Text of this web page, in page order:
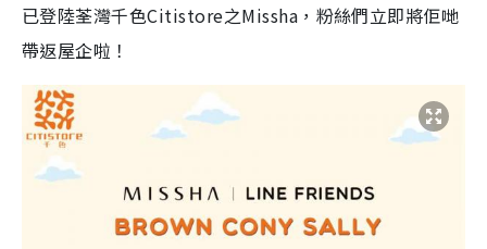
已登陸荃灣千色Citistore之Missha，粉絲們立即將佢哋
帶返屋企啦！